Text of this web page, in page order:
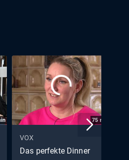
75 min
VOX
Das perfekte Dinner